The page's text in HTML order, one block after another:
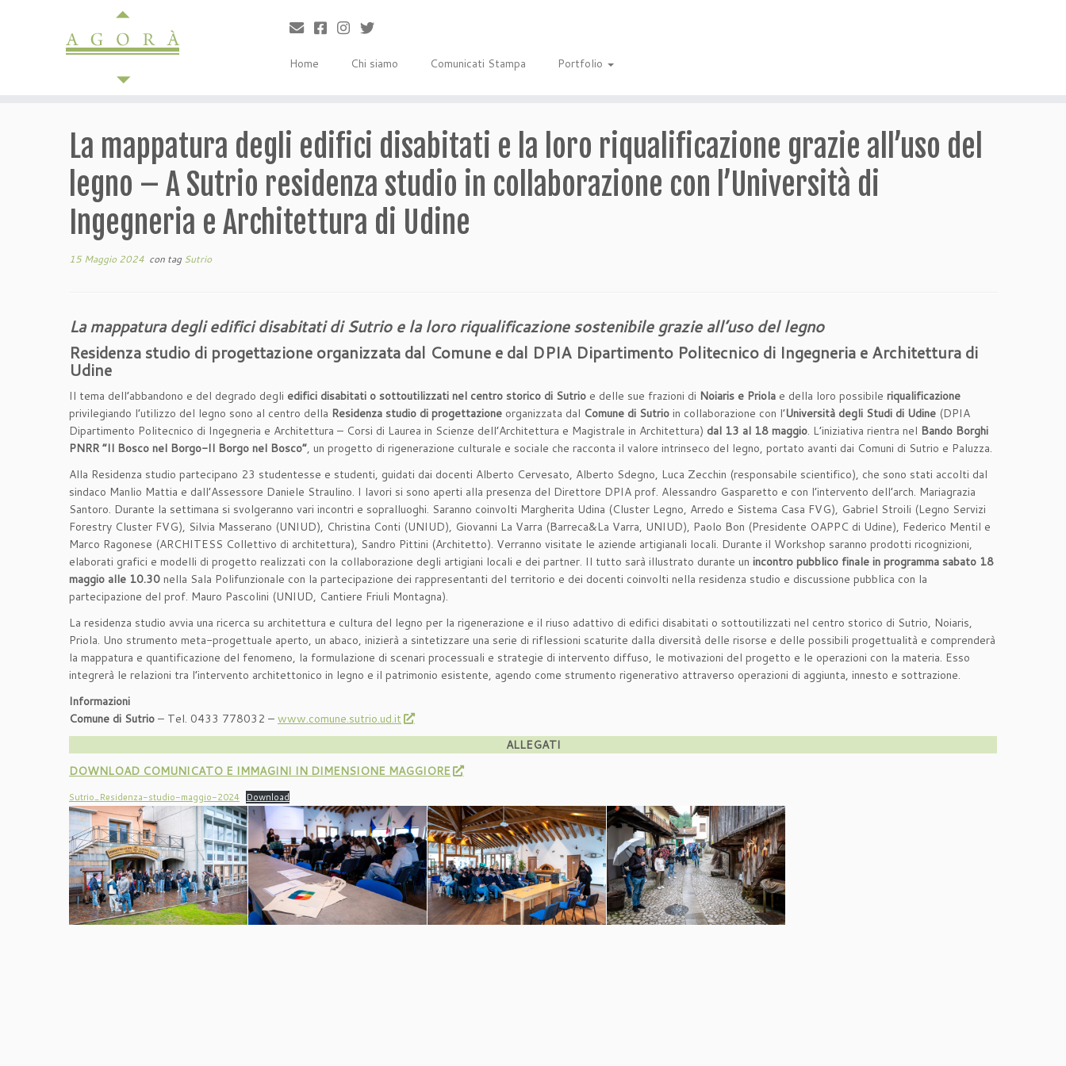
Home
Chi siamo Comunicati Stampa Portfolio
La mappatura degli edifici disabitati e la loro riqualificazione grazie all’uso del
legno – A Sutrio residenza studio in collaborazione con l’Università di
Ingegneria e Architettura di Udine
15 Maggio 2024 con tagSutrio
La mappatura degli edifici disabitati di Sutrio e la loro riqualificazione sostenibile grazie all’uso del legno
Residenza studio di progettazione organizzata dal Comune e dal DPIA Dipartimento Politecnico di Ingegneria e Architettura di
Udine
Il tema dell’abbandono e del degrado degli edifici disabitati o sottoutilizzati nel centro storico di Sutrio e delle sue frazioni di Noiaris e Priola e della loro possibile riqualificazione
privilegiando l’utilizzo del legno sono al centro della Residenza studio di progettazione organizzata dal Comune di Sutrio in collaborazione con l’Università degli Studi di Udine (DPIA
Dipartimento Politecnico di Ingegneria e Architettura – Corsi di Laurea in Scienze dell’Architettura e Magistrale in Architettura) dal 13 al 18 maggio. L’iniziativa rientra nel Bando Borghi
PNRR “Il Bosco nel Borgo-Il Borgo nel Bosco”, un progetto di rigenerazione culturale e sociale che racconta il valore intrinseco del legno, portato avanti dai Comuni di Sutrio e Paluzza.
Alla Residenza studio partecipano 23 studentesse e studenti, guidati dai docenti Alberto Cervesato, Alberto Sdegno, Luca Zecchin (responsabile scientifico), che sono stati accolti dal
sindaco Manlio Mattia e dall’Assessore Daniele Straulino. I lavori si sono aperti alla presenza del Direttore DPIA prof. Alessandro Gasparetto e con l’intervento dell’arch. Mariagrazia
Santoro. Durante la settimana si svolgeranno vari incontri e sopralluoghi. Saranno coinvolti Margherita Udina (Cluster Legno, Arredo e Sistema Casa FVG), Gabriel Stroili (Legno Servizi
Forestry Cluster FVG), Silvia Masserano (UNIUD), Christina Conti (UNIUD), Giovanni La Varra (Barreca&La Varra, UNIUD), Paolo Bon (Presidente OAPPC di Udine), Federico Mentil e
Marco Ragonese (ARCHITESS Collettivo di architettura), Sandro Pittini (Architetto). Verranno visitate le aziende artigianali locali. Durante il Workshop saranno prodotti ricognizioni,
elaborati grafici e modelli di progetto realizzati con la collaborazione degli artigiani locali e dei partner. Il tutto sarà illustrato durante un incontro pubblico finale in programma sabato 18
maggio alle 10.30 nella Sala Polifunzionale con la partecipazione dei rappresentanti del territorio e dei docenti coinvolti nella residenza studio e discussione pubblica con la
partecipazione del prof. Mauro Pascolini (UNIUD, Cantiere Friuli Montagna).
La residenza studio avvia una ricerca su architettura e cultura del legno per la rigenerazione e il riuso adattivo di edifici disabitati o sottoutilizzati nel centro storico di Sutrio, Noiaris,
Priola. Uno strumento meta-progettuale aperto, un abaco, inizierà a sintetizzare una serie di riflessioni scaturite dalla diversità delle risorse e delle possibili progettualità e comprenderà
la mappatura e quantificazione del fenomeno, la formulazione di scenari processuali e strategie di intervento diffuso, le motivazioni del progetto e le operazioni con la materia. Esso
integrerà le relazioni tra l’intervento architettonico in legno e il patrimonio esistente, agendo come strumento rigenerativo attraverso operazioni di aggiunta, innesto e sottrazione.
Informazioni
Comune di Sutrio – Tel. 0433 778032 – www.comune.sutrio.ud.it
ALLEGATI
DOWNLOAD COMUNICATO E IMMAGINI IN DIMENSIONE MAGGIORE
Sutrio_Residenza-studio-maggio-2024 Download